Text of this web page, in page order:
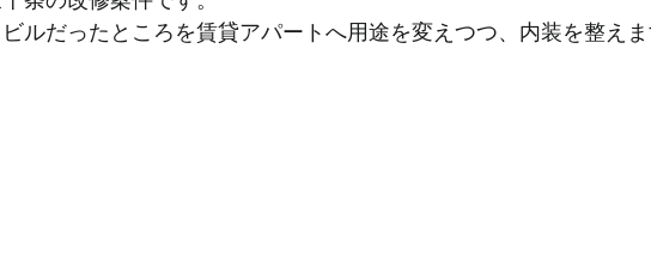
ルだったところを賃貸アパートへ用途を変えつつ、内装を整えま